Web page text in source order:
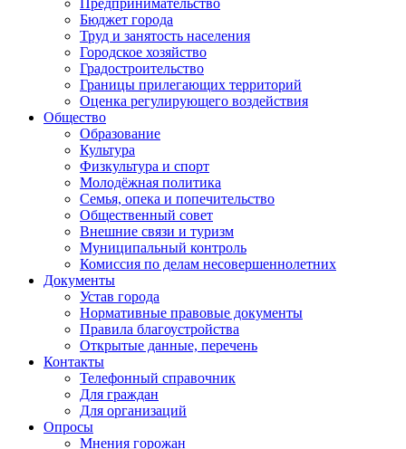
Предпринимательство
Бюджет города
Труд и занятость населения
Городское хозяйство
Градостроительство
Границы прилегающих территорий
Оценка регулирующего воздействия
Общество
Образование
Культура
Физкультура и спорт
Молодёжная политика
Семья, опека и попечительство
Общественный совет
Внешние связи и туризм
Муниципальный контроль
Комиссия по делам несовершеннолетних
Документы
Устав города
Нормативные правовые документы
Правила благоустройства
Открытые данные, перечень
Контакты
Телефонный справочник
Для граждан
Для организаций
Опросы
Мнения горожан